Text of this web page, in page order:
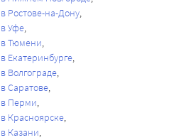
Ростове-на-Дону
Уфе
Тюмени
Екатеринбурге
Волгограде
Саратове
в Перми
Красноярске
Казани